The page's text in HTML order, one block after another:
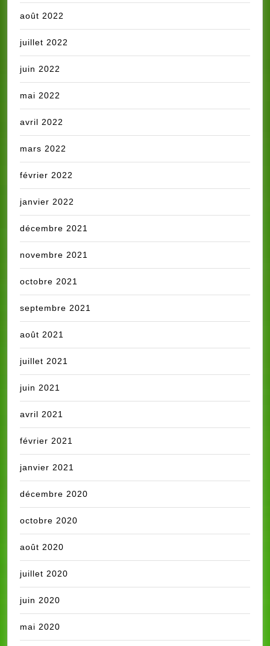
août 2022
juillet 2022
juin 2022
mai 2022
avril 2022
mars 2022
février 2022
janvier 2022
décembre 2021
novembre 2021
octobre 2021
septembre 2021
août 2021
juillet 2021
juin 2021
avril 2021
février 2021
janvier 2021
décembre 2020
octobre 2020
août 2020
juillet 2020
juin 2020
mai 2020